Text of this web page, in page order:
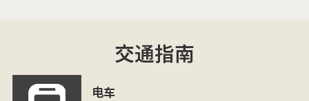
交通指南
电车